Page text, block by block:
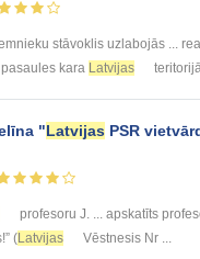
stāvoklis uzlabojās ...
kara Latvijas
"Latvijas PSR
profesoru J. ... apskatīts
(Latvijas Vēstnesis Nr ...